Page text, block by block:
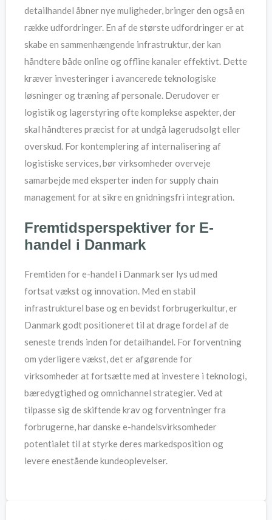
detailhandel åbner nye muligheder, bringer den også en
række udfordringer. En af de største udfordringer er at
skabe en sammenhængende infrastruktur, der kan
håndtere både online og offline kanaler effektivt. Dette
kræver investeringer i avancerede teknologiske
løsninger og træning af personale. Derudover er
logistik og lagerstyring ofte komplekse aspekter, der
skal håndteres præcist for at undgå lagerudsolgt eller
overskud. For kontemplering af internalisering af
logistiske services, bør virksomheder overveje
samarbejde med eksperter inden for supply chain
management for at sikre en gnidningsfri integration.
Fremtidsperspektiver for E-
handel i Danmark
Fremtiden for e-handel i Danmark ser lys ud med
fortsat vækst og innovation. Med en stabil
infrastrukturel base og en bevidst forbrugerkultur, er
Danmark godt positioneret til at drage fordel af de
seneste trends inden for detailhandel. For forventning
om yderligere vækst, det er afgørende for
virksomheder at fortsætte med at investere i teknologi,
bæredygtighed og omnichannel strategier. Ved at
tilpasse sig de skiftende krav og forventninger fra
forbrugerne, har danske e-handelsvirksomheder
potentialet til at styrke deres markedsposition og
levere enestående kundeoplevelser.